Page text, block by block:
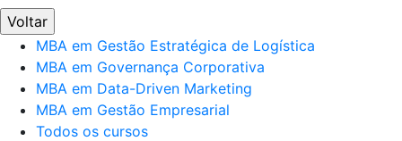
Voltar
MBA em Gestão Estratégica de Logística
MBA em Governança Corporativa
MBA em Data-Driven Marketing
MBA em Gestão Empresarial
Todos os cursos